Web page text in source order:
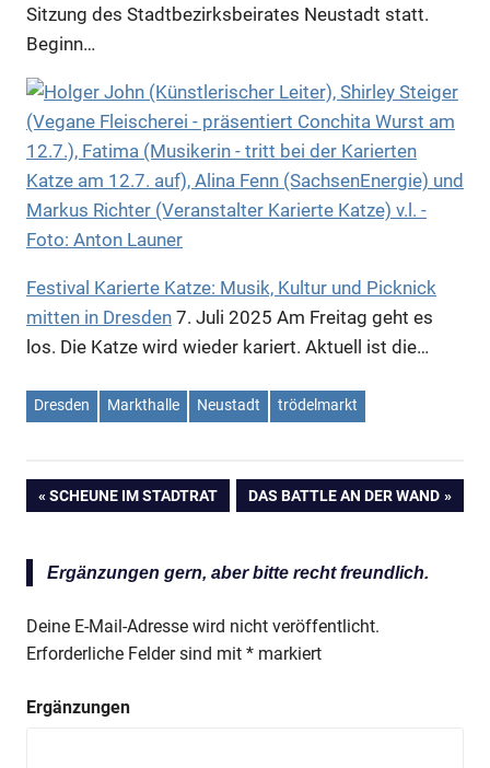
Anzeige
Anzeige
Sitzung des Stadtbezirksbeirates Neustadt statt.
Beginn…
Festival Karierte Katze: Musik, Kultur und Picknick
mitten in Dresden 7. Juli 2025 Am Freitag geht es
los. Die Katze wird wieder kariert. Aktuell ist die…
Dresden Markthalle Neustadt trödelmarkt
VORHERIGER
SCHEUNE IM STADTRAT
NÄCHSTER
DAS BATTLE AN DER WAND
Ergänzungen gern, aber bitte recht freundlich.
Deine E-Mail-Adresse wird nicht veröffentlicht.
Erforderliche Felder sind mit * markiert
Ergänzungen